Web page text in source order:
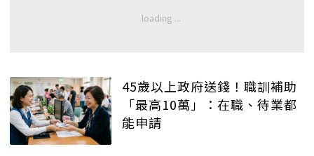
45歲以上政府送錢！職訓補助
「最高10萬」：在職、待業都
能申請